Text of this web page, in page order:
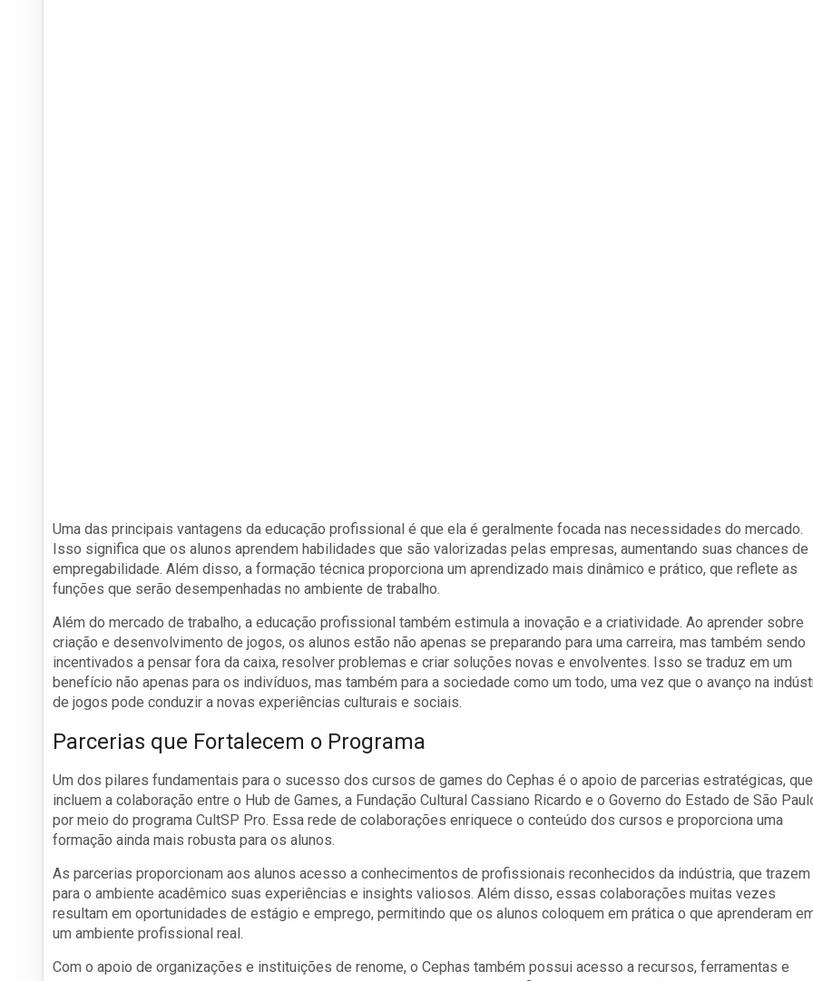
Uma das principais vantagens da educação profissional é que ela é geralmente focada nas necessidades do mercado.
Isso significa que os alunos aprendem habilidades que são valorizadas pelas empresas, aumentando suas chances de
empregabilidade. Além disso, a formação técnica proporciona um aprendizado mais dinâmico e prático, que reflete as
funções que serão desempenhadas no ambiente de trabalho.
Além do mercado de trabalho, a educação profissional também estimula a inovação e a criatividade. Ao aprender sobre
criação e desenvolvimento de jogos, os alunos estão não apenas se preparando para uma carreira, mas também sendo
incentivados a pensar fora da caixa, resolver problemas e criar soluções novas e envolventes. Isso se traduz em um
benefício não apenas para os indivíduos, mas também para a sociedade como um todo, uma vez que o avanço na
de jogos pode conduzir a novas experiências culturais e sociais.
Parcerias que Fortalecem o Programa
Um dos pilares fundamentais para o sucesso dos cursos de games do Cephas é o apoio de parcerias estratégicas, que
incluem a colaboração entre o Hub de Games, a Fundação Cultural Cassiano Ricardo e o Governo do Estado de São
por meio do programa CultSP Pro. Essa rede de colaborações enriquece o conteúdo dos cursos e proporciona uma
formação ainda mais robusta para os alunos.
As parcerias proporcionam aos alunos acesso a conhecimentos de profissionais reconhecidos da indústria, que trazem
para o ambiente acadêmico suas experiências e insights valiosos. Além disso, essas colaborações muitas vezes
resultam em oportunidades de estágio e emprego, permitindo que os alunos coloquem em prática o que aprenderam
um ambiente profissional real.
Com o apoio de organizações e instituições de renome, o Cephas também possui acesso a recursos, ferramentas e